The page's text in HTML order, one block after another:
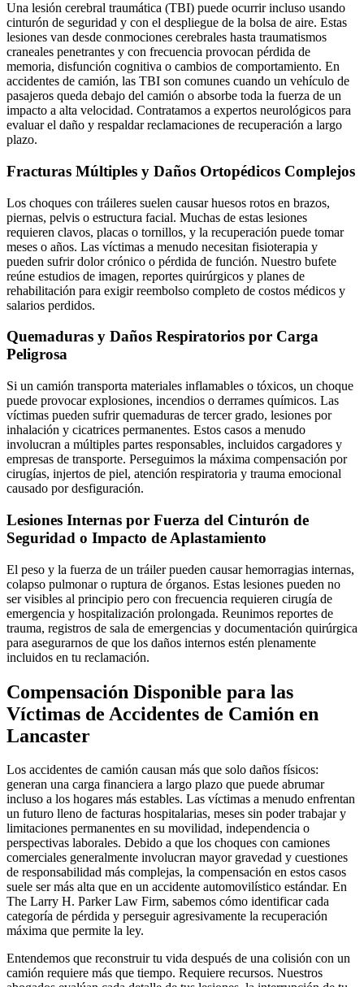
Una lesión cerebral traumática (TBI) puede ocurrir incluso usando
cinturón de seguridad y con el despliegue de la bolsa de aire. Estas
lesiones van desde conmociones cerebrales hasta traumatismos
craneales penetrantes y con frecuencia provocan pérdida de
memoria, disfunción cognitiva o cambios de comportamiento. En
accidentes de camión, las TBI son comunes cuando un vehículo de
pasajeros queda debajo del camión o absorbe toda la fuerza de un
impacto a alta velocidad. Contratamos a expertos neurológicos para
evaluar el daño y respaldar reclamaciones de recuperación a largo
plazo.
Fracturas Múltiples y Daños Ortopédicos Complejos
Los choques con tráileres suelen causar huesos rotos en brazos,
piernas, pelvis o estructura facial. Muchas de estas lesiones
requieren clavos, placas o tornillos, y la recuperación puede tomar
meses o años. Las víctimas a menudo necesitan fisioterapia y
pueden sufrir dolor crónico o pérdida de función. Nuestro bufete
reúne estudios de imagen, reportes quirúrgicos y planes de
rehabilitación para exigir reembolso completo de costos médicos y
salarios perdidos.
Quemaduras y Daños Respiratorios por Carga
Peligrosa
Si un camión transporta materiales inflamables o tóxicos, un choque
puede provocar explosiones, incendios o derrames químicos. Las
víctimas pueden sufrir quemaduras de tercer grado, lesiones por
inhalación y cicatrices permanentes. Estos casos a menudo
involucran a múltiples partes responsables, incluidos cargadores y
empresas de transporte. Perseguimos la máxima compensación por
cirugías, injertos de piel, atención respiratoria y trauma emocional
causado por desfiguración.
Lesiones Internas por Fuerza del Cinturón de
Seguridad o Impacto de Aplastamiento
El peso y la fuerza de un tráiler pueden causar hemorragias internas,
colapso pulmonar o ruptura de órganos. Estas lesiones pueden no
ser visibles al principio pero con frecuencia requieren cirugía de
emergencia y hospitalización prolongada. Reunimos reportes de
trauma, registros de sala de emergencias y documentación quirúrgica
para asegurarnos de que los daños internos estén plenamente
incluidos en tu reclamación.
Compensación Disponible para las
Víctimas de Accidentes de Camión en
Lancaster
Los accidentes de camión causan más que solo daños físicos:
generan una carga financiera a largo plazo que puede abrumar
incluso a los hogares más estables. Las víctimas a menudo enfrentan
un futuro lleno de facturas hospitalarias, meses sin poder trabajar y
limitaciones permanentes en su movilidad, independencia o
perspectivas laborales. Debido a que los choques con camiones
comerciales generalmente involucran mayor gravedad y cuestiones
de responsabilidad más complejas, la compensación en estos casos
suele ser más alta que en un accidente automovilístico estándar. En
The Larry H. Parker Law Firm, sabemos cómo identificar cada
categoría de pérdida y perseguir agresivamente la recuperación
máxima que permite la ley.
Entendemos que reconstruir tu vida después de una colisión con un
camión requiere más que tiempo. Requiere recursos. Nuestros